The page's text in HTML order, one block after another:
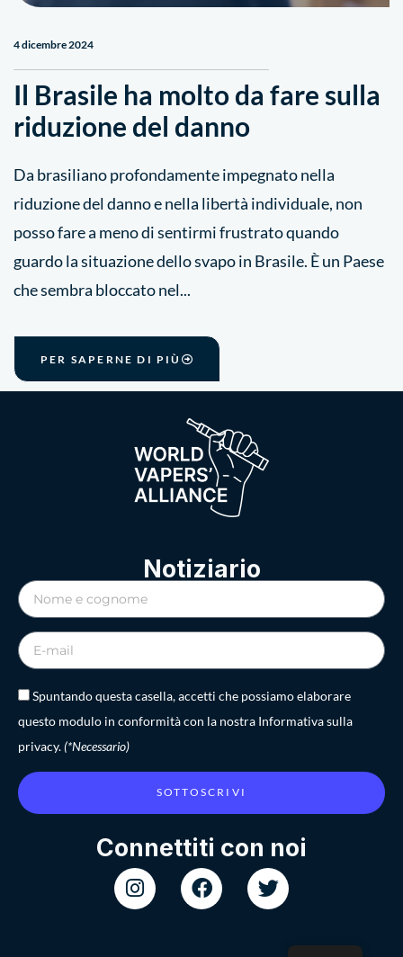
4 dicembre 2024
Il Brasile ha molto da fare sulla
riduzione del danno
Da brasiliano profondamente impegnato nella
riduzione del danno e nella libertà individuale, non
posso fare a meno di sentirmi frustrato quando
guardo la situazione dello svapo in Brasile. È un Paese
che sembra bloccato nel...
PER SAPERNE DI PIÙ
Notiziario
Spuntando questa casella, accetti che possiamo elaborare
questo modulo in conformità con la nostra Informativa sulla
privacy.(*Necessario)
SOTTOSCRIVI
Connettiti con noi